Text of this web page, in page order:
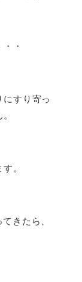
・
すり寄っ
。
きたら、